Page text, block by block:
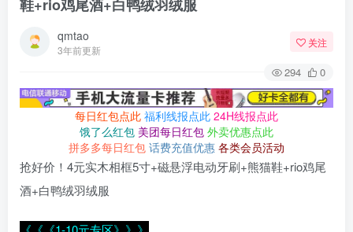
鞋+rio鸡尾酒+白鸭绒羽绒服
qmtao
3年前更新
关注
294 0
每日红包点此 福利线报点此 24H线报点此
饿了么红包 美团每日红包 外卖优惠点此
拼多多每日红包 话费充值优惠 各类会员活动
抢好价！4元实木相框5寸+磁悬浮电动牙刷+熊猫鞋+rio鸡尾
酒+白鸭绒羽绒服